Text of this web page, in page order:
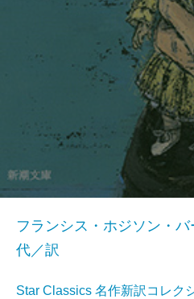
フランシス・ホジソン・
代／訳
Star Classics 名作新訳コレ